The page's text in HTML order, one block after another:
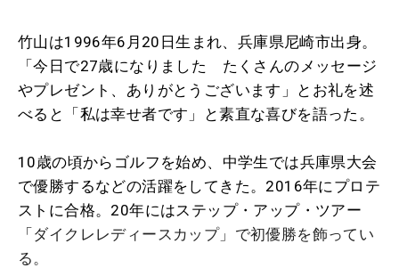
竹山は1996年6月20日生まれ、兵庫県尼崎市出身。
「今日で27歳になりました たくさんのメッセージ
やプレゼント、ありがとうございます」とお礼を述
べると「私は幸せ者です」と素直な喜びを語った。
10歳の頃からゴルフを始め、中学生では兵庫県大会
で優勝するなどの活躍をしてきた。2016年にプロテ
ストに合格。20年にはステップ・アップ・ツアー
「ダイクレレディースカップ」で初優勝を飾ってい
る。